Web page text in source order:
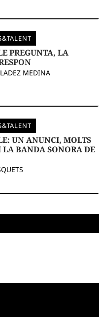
PREGUNTA, LA
MEDINA
UN ANUNCI, MOLTS
LA BANDA SONORA DE